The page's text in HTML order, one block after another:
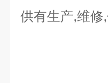
供有生产,维修